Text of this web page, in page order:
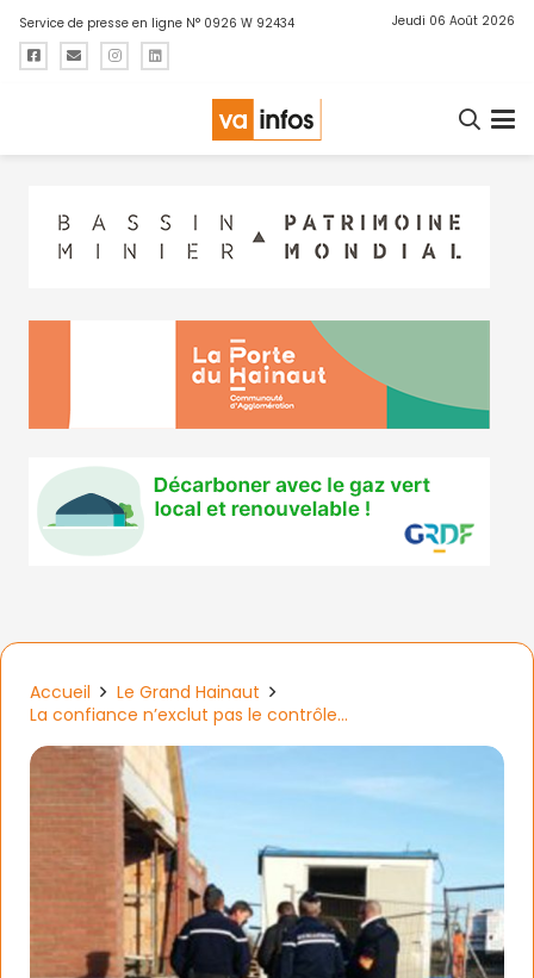
Service de presse en ligne N° 0926 W 92434 Jeudi 06 Août 2026
Accueil
Le Grand Hainaut
La confiance n’exclut pas le contrôle…